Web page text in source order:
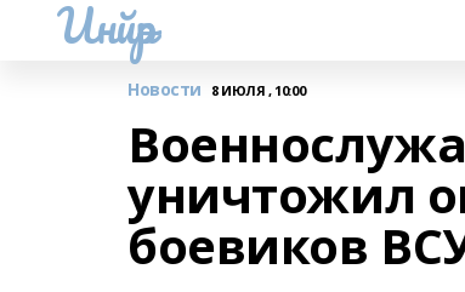
Инйәр
Новости 8 ИЮЛЯ , 10:00
уничтожил
боевиков